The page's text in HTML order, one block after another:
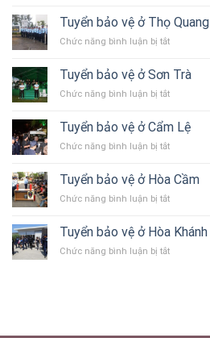
bảo
vệ
Đà
Đà
bảo
vệ
ở
Nước,
Hành
Tuyển bảo vệ ở Thọ Quang
Chức năng bình luận bị tắtở
bảo
vệ
ở
Quang
Tuyển bảo vệ ở Sơn Trà
Chức năng bình luận bị tắtở
bảo
vệ
ở
Trà
Tuyển bảo vệ ở Cẩm Lệ
Chức năng bình luận bị tắtở
bảo
vệ
ở
Lệ
Tuyển bảo vệ ở Hòa Cầm
Chức năng bình luận bị tắtở
bảo
vệ
ở
Tuyển bảo vệ ở Hòa Khánh
Chức năng bình luận bị tắtở